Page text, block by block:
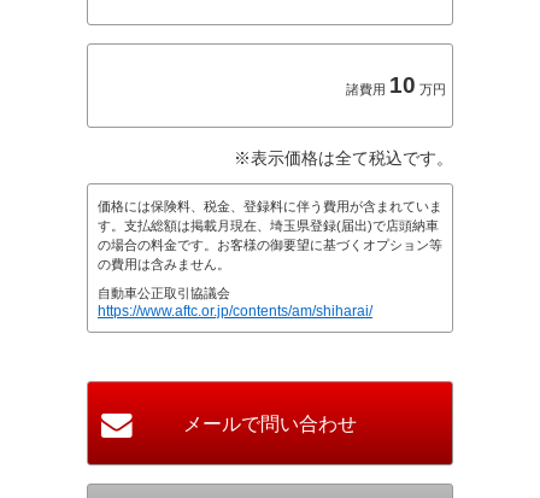
諸費用 10 万円
※表示価格は全て税込です。
価格には保険料、税金、登録料に伴う費用が含まれていま
す。支払総額は掲載月現在、埼玉県登録(届出)で店頭納車
の場合の料金です。お客様の御要望に基づくオプション等
の費用は含みません。
自動車公正取引協議会
https://www.aftc.or.jp/contents/am/shiharai/